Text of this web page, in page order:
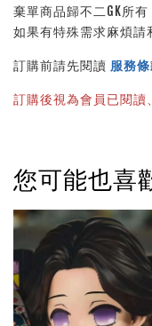
棄單商品歸不二GK所
如果有特殊需求麻煩請
訂購前請先閱讀 服務
訂購後視為會員已閱讀
您可能也喜